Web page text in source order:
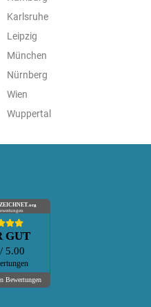
Karlsruhe
Leipzig
München
Nürnberg
Wien
Wuppertal
.org
GUT
/ 5.00
Bewertungen